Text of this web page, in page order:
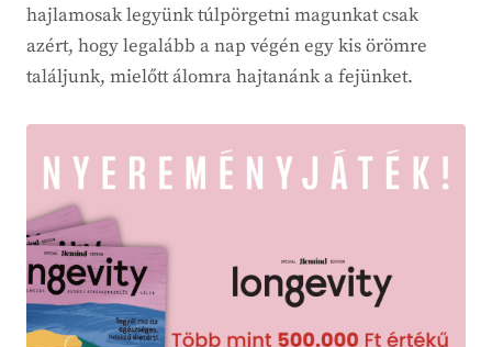
hajlamosak legyünk túlpörgetni magunkat csak
azért, hogy legalább a nap végén egy kis örömre
találjunk, mielőtt álomra hajtanánk a fejünket.